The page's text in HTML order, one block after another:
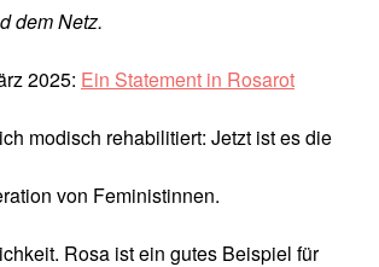
dem Netz.
2025: Ein Statement in Rosarot
modisch rehabilitiert: Jetzt ist es die
von Feministinnen.
Rosa ist ein gutes Beispiel für